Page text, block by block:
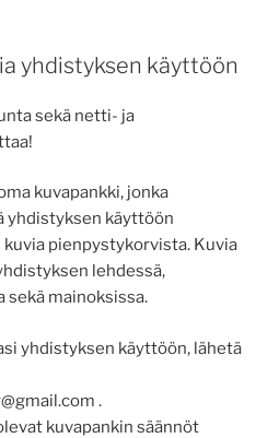
yhdistyksen käyttöön
sekä netti- ja
kuvapankki, jonka
yhdistyksen käyttöön
pienpystykorvista. Kuvia
lehdessä,
mainoksissa.
yhdistyksen käyttöön, lähetä
.
kuvapankin säännöt